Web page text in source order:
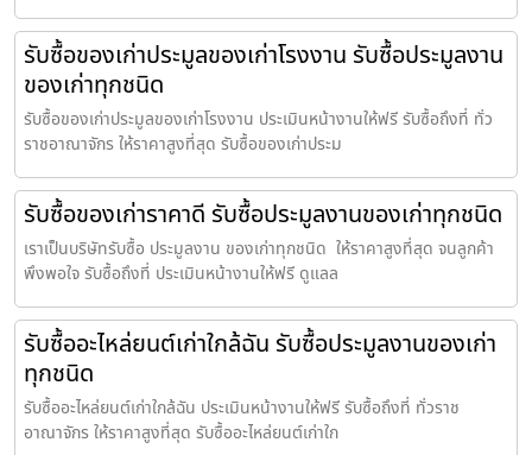
รับซื้อของเก่าประมูลของเก่าโรงงาน รับซื้อประมูลงาน
ของเก่าทุกชนิด
รับซื้อของเก่าประมูลของเก่าโรงงาน ประเมินหน้างานให้ฟรี รับซื้อถึงที่ ทั่ว
ราชอาณาจักร ให้ราคาสูงที่สุด รับซื้อของเก่าประม
รับซื้อของเก่าราคาดี รับซื้อประมูลงานของเก่าทุกชนิด
เราเป็นบริษัทรับซื้อ ประมูลงาน ของเก่าทุกชนิด ให้ราคาสูงที่สุด จนลูกค้า
พึงพอใจ รับซื้อถึงที่ ประเมินหน้างานให้ฟรี ดูแลล
รับซื้ออะไหล่ยนต์เก่าใกล้ฉัน รับซื้อประมูลงานของเก่า
ทุกชนิด
รับซื้ออะไหล่ยนต์เก่าใกล้ฉัน ประเมินหน้างานให้ฟรี รับซื้อถึงที่ ทั่วราช
อาณาจักร ให้ราคาสูงที่สุด รับซื้ออะไหล่ยนต์เก่าใก